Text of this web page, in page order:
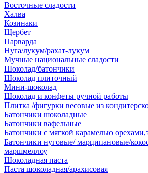
Восточные сладости
Халва
Козинаки
Щербет
Парварда
Нуга/лукум/рахат-лукум
Мучные национальные сладости
Шоколад/батончики
Шоколад плиточный
Мини-шоколад
Шоколад и конфеты ручной работы
Плитка /фигурки весовые из
Батончики шоколадные
Батончики вафельные
Батончики с мягкой карамелью
Батончики нуговые/ марципановые/
маршмеллоу
Шоколадная паста
Паста шоколадная/арахисовая